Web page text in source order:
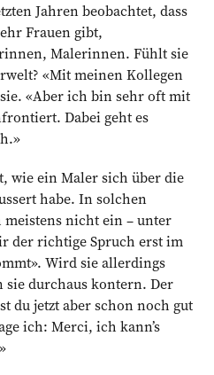
Jahren beobachtet, dass
Frauen gibt,
Malerinnen. Fühlt sie
«Mit meinen Kollegen
«Aber ich bin sehr oft mit
Dabei geht es
wie ein Maler sich über die
habe. In solchen
nicht ein – unter
der richtige Spruch erst im
Wird sie allerdings
durchaus kontern. Der
du jetzt aber schon noch gut
ich: Merci, ich kann’s